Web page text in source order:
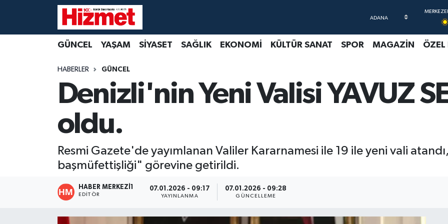
GÜNCEL YAŞAM SİYASET SAĞLIK EKONOMİ KÜLTÜR SANAT SPOR MAGAZİN ÖZEL
HABERLER GÜNCEL
Denizli'nin Yeni Valisi YAVUZ
oldu.
Resmi Gazete'de yayımlanan Valiler Kararnamesi ile 19 ile yeni vali
başmüfettişliği" görevine getirildi.
HABER MERKEZI1
EDITÖR
07.01.2026 - 09:17
YAYINLANMA
07.01.2026 - 09:28
GÜNCELLEME
KÜLTÜR SANAT
MAGAZİN
Denizli Nöbetçi Eczaneler
Denizli Trafik Yoğunluk Haritası
Süper Lig Puan Durumu ve Fikstür
Son Dakika Haberleri
Haber Arşivi